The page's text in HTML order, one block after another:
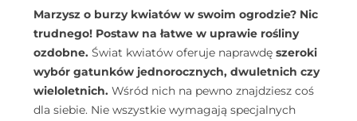
Marzysz o burzy kwiatów w swoim ogrodzie? Nic
trudnego! Postaw na łatwe w uprawie rośliny
ozdobne. Świat kwiatów oferuje naprawdę szeroki
wybór gatunków jednorocznych, dwuletnich czy
wieloletnich. Wśród nich na pewno znajdziesz coś
dla siebie. Nie wszystkie wymagają specjalnych